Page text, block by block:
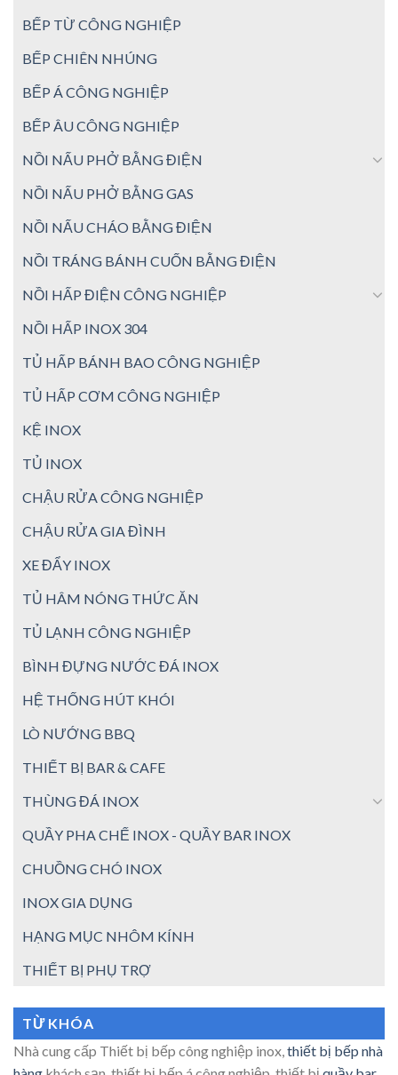
BẾP TỪ CÔNG NGHIỆP
BẾP CHIÊN NHÚNG
BẾP Á CÔNG NGHIỆP
BẾP ÂU CÔNG NGHIỆP
NỒI NẤU PHỞ BẰNG ĐIỆN
NỒI NẤU PHỞ BẰNG GAS
NỒI NẤU CHÁO BẰNG ĐIỆN
NỒI TRÁNG BÁNH CUỐN BẰNG ĐIỆN
NỒI HẤP ĐIỆN CÔNG NGHIỆP
NỒI HẤP INOX 304
TỦ HẤP BÁNH BAO CÔNG NGHIỆP
TỦ HẤP CƠM CÔNG NGHIỆP
KỆ INOX
TỦ INOX
CHẬU RỬA CÔNG NGHIỆP
CHẬU RỬA GIA ĐÌNH
XE ĐẨY INOX
TỦ HÂM NÓNG THỨC ĂN
TỦ LẠNH CÔNG NGHIỆP
BÌNH ĐỰNG NƯỚC ĐÁ INOX
HỆ THỐNG HÚT KHÓI
LÒ NƯỚNG BBQ
THIẾT BỊ BAR & CAFE
THÙNG ĐÁ INOX
QUẦY PHA CHẾ INOX - QUẦY BAR INOX
CHUỒNG CHÓ INOX
INOX GIA DỤNG
HẠNG MỤC NHÔM KÍNH
THIẾT BỊ PHỤ TRỢ
TỪ KHÓA
Nhà cung cấp Thiết bị bếp công nghiệp inox, thiết bị bếp nhà